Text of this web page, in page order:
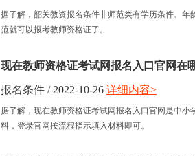
据了解，韶关教资报名条件非师范类有学历条件、
范就可以报考教师资格证了。
现在教师资格证考试网报名入口官网在
报名条件 / 2022-10-26
据了解，现在教师资格证考试网报名入口官网是中
料，登录官网按流程指示填入材料即可。
详细内容>